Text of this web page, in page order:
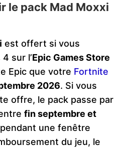
le pack Mad Moxxi
est offert si vous
sur l’Epic Games Store
Epic que votre Fortnite
2026. Si vous
offre, le pack passe par
fin septembre et
pendant une fenêtre
du jeu, le